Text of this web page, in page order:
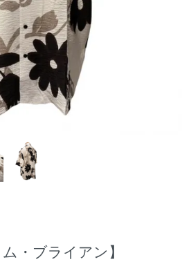
・ブライアン】